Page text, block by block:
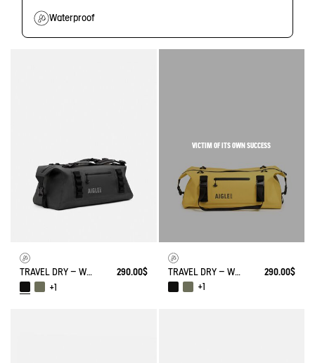
Waterproof
TRAVEL DRY – WATERPROOF DUFFEL BAG (55L)
290.00$
+1
VICTIM OF ITS OWN SUCCESS
TRAVEL DRY – WATERPROOF DUFFEL BAG (55L)
290.00$
+1